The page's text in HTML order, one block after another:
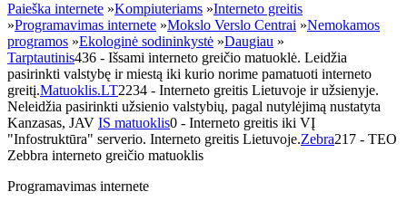
Paieška internete »Kompiuteriams »Interneto greitis
»Programavimas internete »Mokslo Verslo Centrai »Nemokamos
programos »Ekologinė sodininkystė »Daugiau »
Tarptautinis436 - Išsami interneto greičio matuoklė. Leidžia
pasirinkti valstybę ir miestą iki kurio norime pamatuoti interneto
greitį.Matuoklis.LT2234 - Interneto greitis Lietuvoje ir užsienyje.
Neleidžia pasirinkti užsienio valstybių, pagal nutylėjimą nustatyta
Kanzasas, JAV IS matuoklis0 - Interneto greitis iki VĮ
"Infostruktūra" serverio. Interneto greitis Lietuvoje.Zebra217 - TEO
Zebbra interneto greičio matuoklis
Programavimas internete